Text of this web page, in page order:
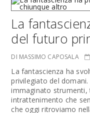
La
del futuro
DI MASSIMO CAPOSALA
La fantascienza ha
privilegiato del
immaginato
intrattenimento che
che oggi ritroviamo